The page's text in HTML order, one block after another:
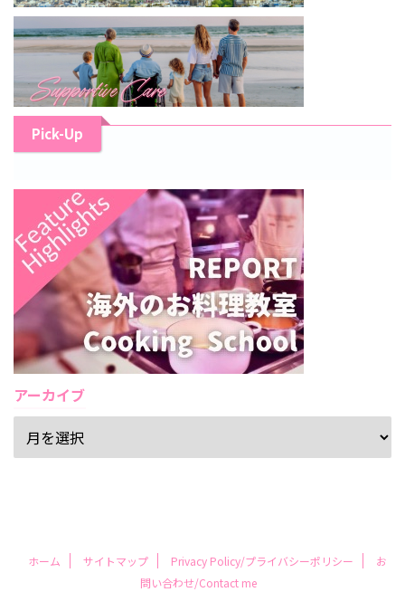
Pick-Up
アーカイブ
ホーム サイトマップ Privacy Policy/プライバシーポリシー
お
問い合わせ/Contact me